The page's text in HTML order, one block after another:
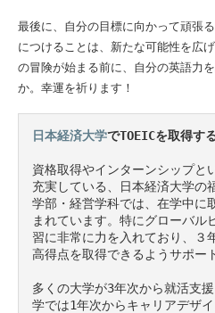
最後に、自分の目標に向かって頑張
につけることは、新たな可能性を広
の冒険が始まる前に、自分の英語力
か。幸運を祈ります！
日本経済大学でTOEICを取得す
資格取得やインターンシップと
充実している、日本経済大学の
学部・経営学科では、在学中に
まれています。特にグローバル
習に非常に力を入れており、３
高得点を取得できるようサポー
多くの大学が3年次から就活支
学では1年次からキャリアデザ